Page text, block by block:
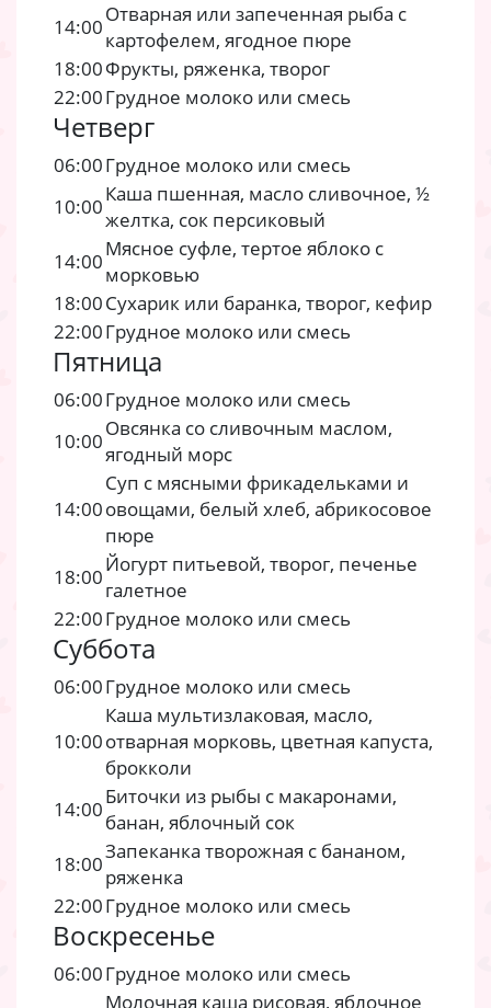
14:00
Отварная или запеченная рыба с
картофелем, ягодное пюре
18:00Фрукты, ряженка, творог
22:00Грудное молоко или смесь
Четверг
06:00Грудное молоко или смесь
10:00
Каша пшенная, масло сливочное, ½
желтка, сок персиковый
14:00
Мясное суфле, тертое яблоко с
морковью
18:00Сухарик или баранка, творог, кефир
22:00Грудное молоко или смесь
Пятница
06:00Грудное молоко или смесь
10:00
Овсянка со сливочным маслом,
ягодный морс
14:00
Суп с мясными фрикадельками и
овощами, белый хлеб, абрикосовое
пюре
18:00
Йогурт питьевой, творог, печенье
галетное
22:00Грудное молоко или смесь
Суббота
06:00Грудное молоко или смесь
10:00
Каша мультизлаковая, масло,
отварная морковь, цветная капуста,
брокколи
14:00
Биточки из рыбы с макаронами,
банан, яблочный сок
18:00
Запеканка творожная с бананом,
ряженка
22:00Грудное молоко или смесь
Воскресенье
06:00Грудное молоко или смесь
Молочная каша рисовая, яблочное